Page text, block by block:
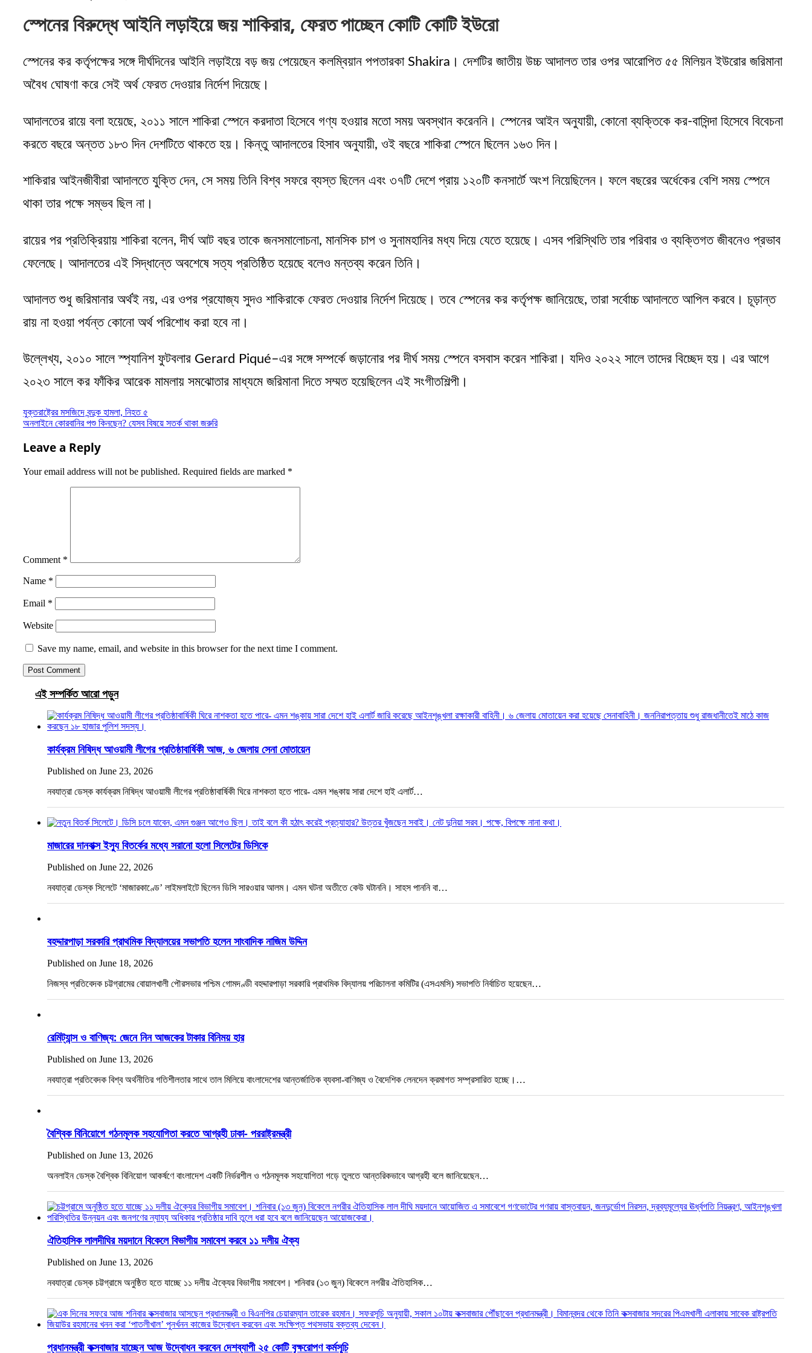
স্পেনের বিরুদ্ধে আইনি লড়াইয়ে জয় শাকিরার, ফেরত পাচ্ছেন কোটি কোটি ইউরো
স্পেনের কর কর্তৃপক্ষের সঙ্গে দীর্ঘদিনের আইনি লড়াইয়ে বড় জয় পেয়েছেন কলম্বিয়ান পপতারকা Shakira। দেশটির জাতীয় উচ্চ আদালত তার ওপর আরোপিত ৫৫ মিলিয়ন ইউরোর জরিমানা
অবৈধ ঘোষণা করে সেই অর্থ ফেরত দেওয়ার নির্দেশ দিয়েছে।
আদালতের রায়ে বলা হয়েছে, ২০১১ সালে শাকিরা স্পেনে করদাতা হিসেবে গণ্য হওয়ার মতো সময় অবস্থান করেননি। স্পেনের আইন অনুযায়ী, কোনো ব্যক্তিকে কর-বাসিন্দা হিসেবে বিবেচনা
করতে বছরে অন্তত ১৮৩ দিন দেশটিতে থাকতে হয়। কিন্তু আদালতের হিসাব অনুযায়ী, ওই বছরে শাকিরা স্পেনে ছিলেন ১৬৩ দিন।
শাকিরার আইনজীবীরা আদালতে যুক্তি দেন, সে সময় তিনি বিশ্ব সফরে ব্যস্ত ছিলেন এবং ৩৭টি দেশে প্রায় ১২০টি কনসার্টে অংশ নিয়েছিলেন। ফলে বছরের অর্ধেকের বেশি সময় স্পেনে
থাকা তার পক্ষে সম্ভব ছিল না।
রায়ের পর প্রতিক্রিয়ায় শাকিরা বলেন, দীর্ঘ আট বছর তাকে জনসমালোচনা, মানসিক চাপ ও সুনামহানির মধ্য দিয়ে যেতে হয়েছে। এসব পরিস্থিতি তার পরিবার ও ব্যক্তিগত জীবনেও প্রভাব
ফেলেছে। আদালতের এই সিদ্ধান্তে অবশেষে সত্য প্রতিষ্ঠিত হয়েছে বলেও মন্তব্য করেন তিনি।
আদালত শুধু জরিমানার অর্থই নয়, এর ওপর প্রযোজ্য সুদও শাকিরাকে ফেরত দেওয়ার নির্দেশ দিয়েছে। তবে স্পেনের কর কর্তৃপক্ষ জানিয়েছে, তারা সর্বোচ্চ আদালতে আপিল করবে। চূড়ান্ত
রায় না হওয়া পর্যন্ত কোনো অর্থ পরিশোধ করা হবে না।
উল্লেখ্য, ২০১০ সালে স্প্যানিশ ফুটবলার Gerard Piqué–এর সঙ্গে সম্পর্কে জড়ানোর পর দীর্ঘ সময় স্পেনে বসবাস করেন শাকিরা। যদিও ২০২২ সালে তাদের বিচ্ছেদ হয়। এর আগে
২০২৩ সালে কর ফাঁকির আরেক মামলায় সমঝোতার মাধ্যমে জরিমানা দিতে সম্মত হয়েছিলেন এই সংগীতশিল্পী।
Post
যুক্তরাষ্ট্রের মসজিদে বন্দুক হামলা, নিহত ৫
অনলাইনে কোরবানির পশু কিনছেন? যেসব বিষয়ে সতর্ক থাকা জরুরি
Leave a Reply
Your email address will not be published. Required fields are marked *
Comment *
Name *
Email *
Website
Save my name, email, and website in this browser for the next time I comment.
এই সম্পর্কিত আরো পড়ুন
কার্যক্রম নিষিদ্ধ আওয়ামী লীগের প্রতিষ্ঠাবার্ষিকী আজ, ৬ জেলায় সেনা মোতায়েন
Published on June 23, 2026
নবযাত্রা ডেস্ক কার্যক্রম নিষিদ্ধ আওয়ামী লীগের প্রতিষ্ঠাবার্ষিকী ঘিরে নাশকতা হতে পারে- এমন শঙ্কায় সারা দেশে হাই এলার্ট…
মাজারের দানবাক্স ইস্যু বিতর্কের মধ্যে সরানো হলো সিলেটের ডিসিকে
Published on June 22, 2026
নবযাত্রা ডেস্ক সিলেটে ‘মাজারকাণ্ডে’ লাইমলাইটে ছিলেন ডিসি সারওয়ার আলম। এমন ঘটনা অতীতে কেউ ঘটাননি। সাহস পাননি বা…
বহদ্দারপাড়া সরকারি প্রাথমিক বিদ্যালয়ের সভাপতি হলেন সাংবাদিক নাজিম উদ্দিন
Published on June 18, 2026
নিজস্ব প্রতিবেদক চট্টগ্রামের বোয়ালখালী পৌরসভার পশ্চিম গোমদণ্ডী বহদ্দারপাড়া সরকারি প্রাথমিক বিদ্যালয় পরিচালনা কমিটির (এসএমসি) সভাপতি নির্বাচিত হয়েছেন…
রেমিট্যান্স ও বাণিজ্য: জেনে নিন আজকের টাকার বিনিময় হার
Published on June 13, 2026
নবযাত্রা প্রতিবেদক বিশ্ব অর্থনীতির গতিশীলতার সাথে তাল মিলিয়ে বাংলাদেশের আন্তর্জাতিক ব্যবসা-বাণিজ্য ও বৈদেশিক লেনদেন ক্রমাগত সম্প্রসারিত হচ্ছে।…
বৈশ্বিক বিনিয়োগে গঠনমূলক সহযোগিতা করতে আগ্রহী ঢাকা- পররাষ্ট্রমন্ত্রী
Published on June 13, 2026
অনলাইন ডেস্ক বৈশ্বিক বিনিয়োগ আকর্ষণে বাংলাদেশ একটি নির্ভরশীল ও গঠনমূলক সহযোগিতা গড়ে তুলতে আন্তরিকভাবে আগ্রহী বলে জানিয়েছেন…
ঐতিহাসিক লালদীঘির ময়দানে বিকেলে বিভাগীয় সমাবেশ করবে ১১ দলীয় ঐক্য
Published on June 13, 2026
নবযাত্রা ডেস্ক চট্টগ্রামে অনুষ্ঠিত হতে যাচ্ছে ১১ দলীয় ঐক্যের বিভাগীয় সমাবেশ। শনিবার (১৩ জুন) বিকেলে নগরীর ঐতিহাসিক…
প্রধানমন্ত্রী কক্সবাজার যাচ্ছেন আজ উদ্বোধন করবেন দেশব্যাপী ২৫ কোটি বৃক্ষরোপণ কর্মসূচি